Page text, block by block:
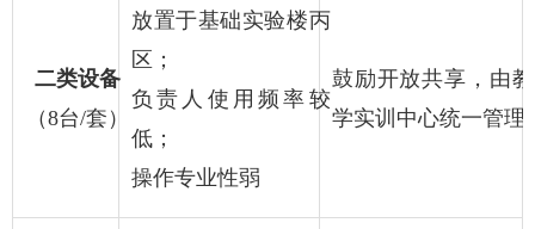
二类设备
（8台/套）
放置于基础实验楼丙
区；
负责人使用频率较
低；
操作专业性弱
鼓励开放共享，由教
学实训中心统一管理